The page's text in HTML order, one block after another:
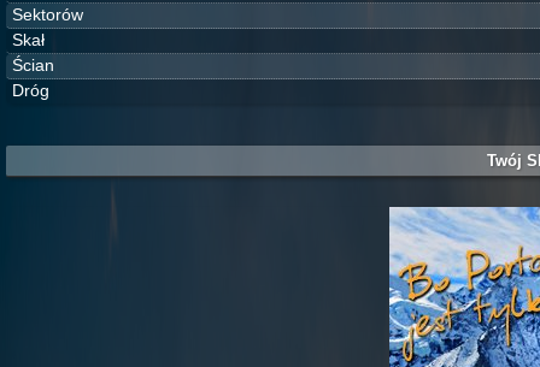
Sektorów
Skał
Ścian
Dróg
Twój